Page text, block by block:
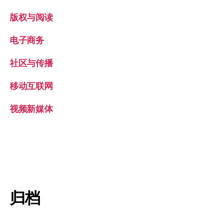
版权与阅读
电子商务
社区与传播
移动互联网
视频新媒体
归档